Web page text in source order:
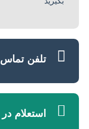
تلفن تماس :
استعلام